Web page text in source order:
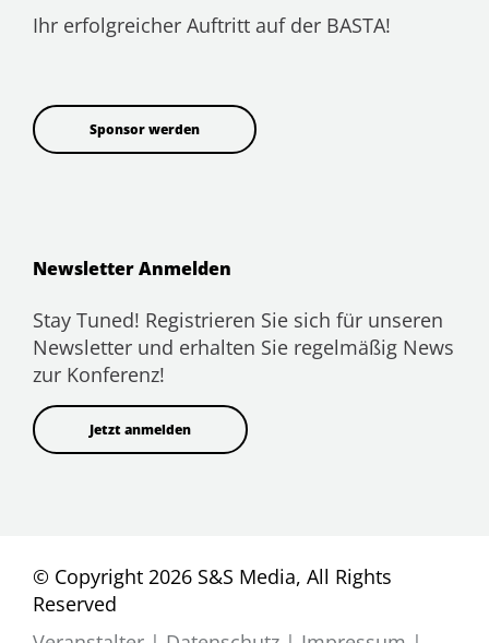
Ihr erfolgreicher Auftritt auf der BASTA!
Sponsor werden
Newsletter Anmelden
Stay Tuned! Registrieren Sie sich für unseren
Newsletter und erhalten Sie regelmäßig News
zur Konferenz!
Jetzt anmelden
© Copyright 2026 S&S Media, All Rights
Reserved